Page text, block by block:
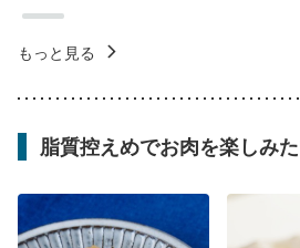
もっと見る
脂質控えめでお肉を楽しみ